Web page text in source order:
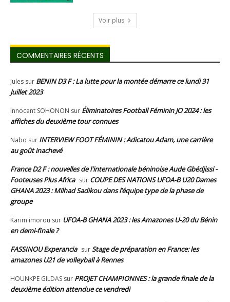
Voir plus
COMMENTAIRES RÉCENTS
Jules sur BENIN D3 F : La lutte pour la montée démarre ce lundi 31
Juillet 2023
Innocent SOHONON sur Éliminatoires Football Féminin JO 2024 : les
affiches du deuxième tour connues
Nabo sur INTERVIEW FOOT FÉMININ : Adicatou Adam, une carrière
au goût inachevé
France D2 F : nouvelles de l'internationale béninoise Aude Gbédjissi -
Footeuses Plus Africa sur COUPE DES NATIONS UFOA-B U20 Dames
GHANA 2023 : Milhad Sadikou dans l’équipe type de la phase de
groupe
Karim imorou sur UFOA-B GHANA 2023 : les Amazones U-20 du Bénin
en demi-finale ?
FASSINOU Experancia surStage de préparation en France: les
amazones U21 de volleyball à Rennes
HOUNKPE GILDAS sur PROJET CHAMPIONNES : la grande finale de la
deuxième édition attendue ce vendredi